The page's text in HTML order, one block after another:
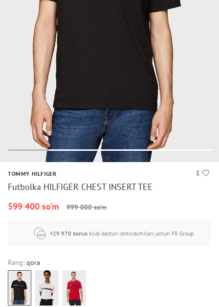
1
TOMMY HILFIGER
Futbolka HILFIGER CHEST INSERT TEE
599 400 so‘m
999 000 so‘m
+29 970 bonus klub dasturi ishtirokchilari uchun FR Group
Rang: qora